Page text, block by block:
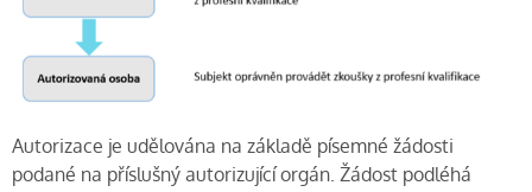
Autorizace je udělována na základě písemné žádosti
podané na příslušný autorizující orgán. Žádost podléhá